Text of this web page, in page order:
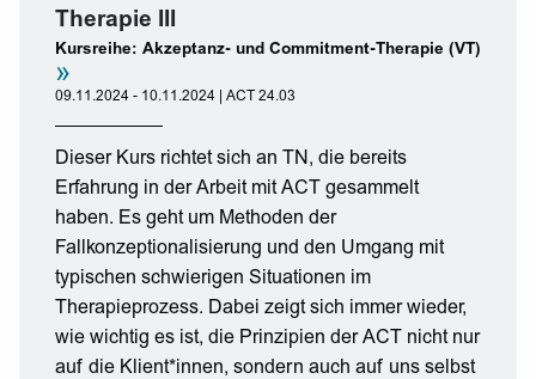
Therapie III
Kursreihe: Akzeptanz- und Commitment-Therapie (VT)
»
09.11.2024 - 10.11.2024 | ACT 24.03
Dieser Kurs richtet sich an TN, die bereits
Erfahrung in der Arbeit mit ACT gesammelt
haben. Es geht um Methoden der
Fallkonzeptionalisierung und den Umgang mit
typischen schwierigen Situationen im
Therapieprozess. Dabei zeigt sich immer wieder,
wie wichtig es ist, die Prinzipien der ACT nicht nur
auf die Klient*innen, sondern auch auf uns selbst